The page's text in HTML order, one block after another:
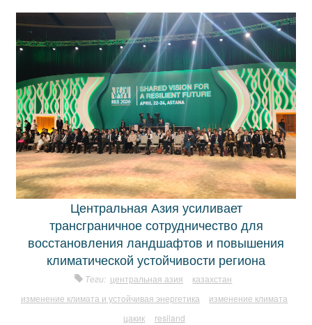
Центральная Азия усиливает
трансграничное сотрудничество для
восстановления ландшафтов и повышения
климатической устойчивости региона
Теги: центральная азия
казахстан
изменение климата и устойчивая энергетика
изменение климата
цакик
resiland